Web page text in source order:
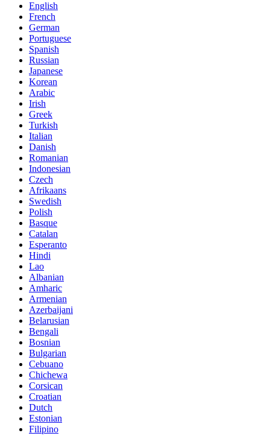
English
French
German
Portuguese
Spanish
Russian
Japanese
Korean
Arabic
Irish
Greek
Turkish
Italian
Danish
Romanian
Indonesian
Czech
Afrikaans
Swedish
Polish
Basque
Catalan
Esperanto
Hindi
Lao
Albanian
Amharic
Armenian
Azerbaijani
Belarusian
Bengali
Bosnian
Bulgarian
Cebuano
Chichewa
Corsican
Croatian
Dutch
Estonian
Filipino